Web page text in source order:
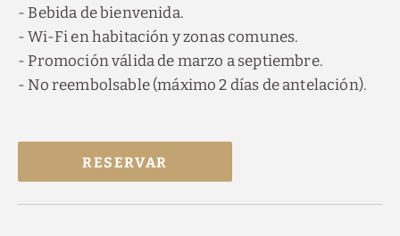
- Bebida de bienvenida.
- Wi-Fi en habitación y zonas comunes.
- Promoción válida de marzo a septiembre.
- No reembolsable (máximo 2 días de antelación).
RESERVAR